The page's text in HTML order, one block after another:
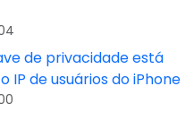
de privacidade está
IP de usuários do iPhone